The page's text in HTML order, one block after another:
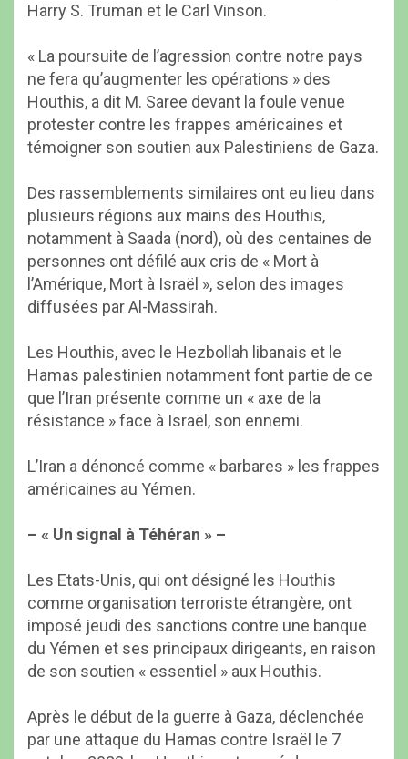
Harry S. Truman et le Carl Vinson.
« La poursuite de l’agression contre notre pays
ne fera qu’augmenter les opérations » des
Houthis, a dit M. Saree devant la foule venue
protester contre les frappes américaines et
témoigner son soutien aux Palestiniens de Gaza.
Des rassemblements similaires ont eu lieu dans
plusieurs régions aux mains des Houthis,
notamment à Saada (nord), où des centaines de
personnes ont défilé aux cris de « Mort à
l’Amérique, Mort à Israël », selon des images
diffusées par Al-Massirah.
Les Houthis, avec le Hezbollah libanais et le
Hamas palestinien notamment font partie de ce
que l’Iran présente comme un « axe de la
résistance » face à Israël, son ennemi.
L’Iran a dénoncé comme « barbares » les frappes
américaines au Yémen.
– « Un signal à Téhéran » –
Les Etats-Unis, qui ont désigné les Houthis
comme organisation terroriste étrangère, ont
imposé jeudi des sanctions contre une banque
du Yémen et ses principaux dirigeants, en raison
de son soutien « essentiel » aux Houthis.
Après le début de la guerre à Gaza, déclenchée
par une attaque du Hamas contre Israël le 7